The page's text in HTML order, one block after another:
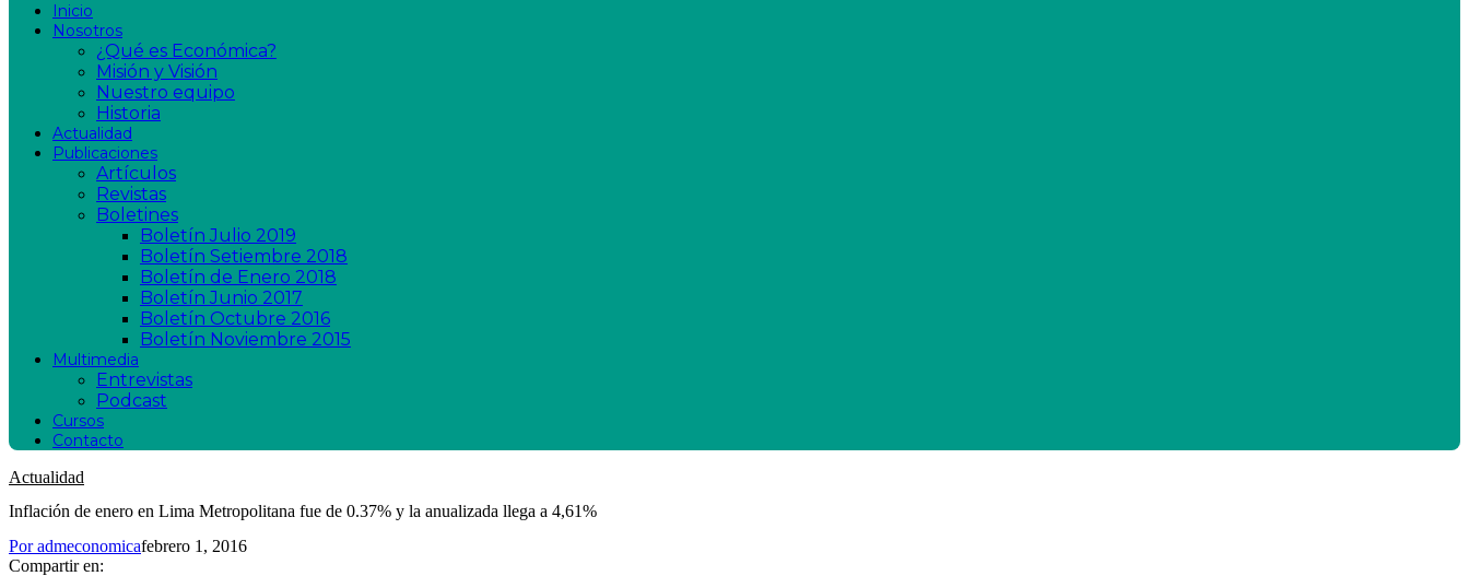
Inicio
Nosotros
¿Qué es Económica?
Misión y Visión
Nuestro equipo
Historia
Actualidad
Publicaciones
Artículos
Revistas
Boletines
Boletín Julio 2019
Boletín Setiembre 2018
Boletín de Enero 2018
Boletín Junio 2017
Boletín Octubre 2016
Boletín Noviembre 2015
Multimedia
Entrevistas
Podcast
Cursos
Contacto
Actualidad
Inflación de enero en Lima Metropolitana fue de 0.37% y la anualizada llega a 4,61%
Poradmeconomicafebrero 1, 2016
Compartir en: